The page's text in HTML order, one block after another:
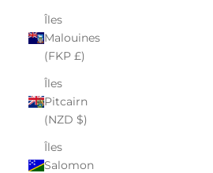
Îles
Malouines
(FKP £)
Îles
Pitcairn
(NZD $)
Îles
Salomon